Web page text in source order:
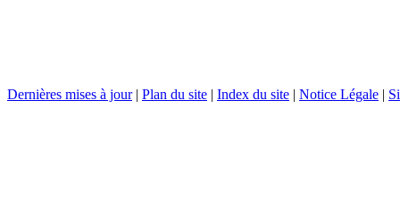
Dernières mises à jour| Plan du site | Index du site | Notice Légale |